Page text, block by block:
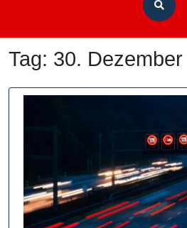
Tag: 30.